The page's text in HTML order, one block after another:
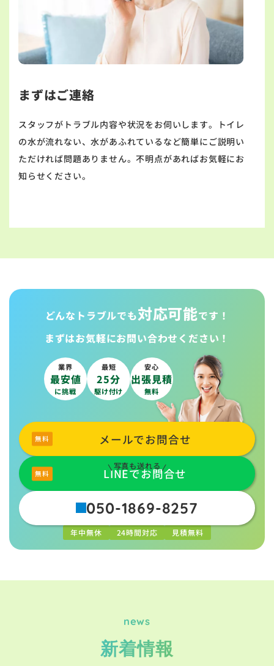
まずはご連絡
スタッフがトラブル内容や状況をお伺いします。トイレ
の水が流れない、水があふれているなど簡単にご説明い
ただければ問題ありません。不明点があればお気軽にお
知らせください。
どんなトラブルでも対応可能です！
まずはお気軽にお問い合わせください！
業界
最安値
に挑戦
最短
25分
駆け付け
安心
出張見積
無料
メールでお問合せ
写真も送れる
LINEでお問合せ
050-1869-8257
年中無休 24時間対応 見積無料
news
新着情報